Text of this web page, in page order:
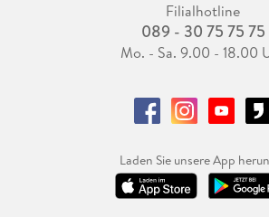
Filialhotline
089 - 30 75 75 75
Mo. - Sa. 9.00 - 18.00
Laden Sie unsere App